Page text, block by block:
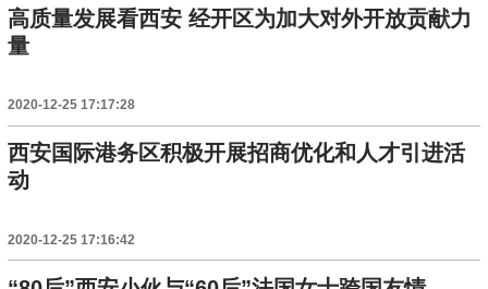
高质量发展看西安 经开区为加大对外开放贡献力
量
2020-12-25 17:17:28
西安国际港务区积极开展招商优化和人才引进活
动
2020-12-25 17:16:42